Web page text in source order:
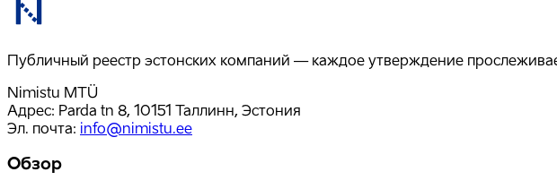
Публичный реестр эстонских компаний — каждое утверждение
Nimistu MTÜ
Адрес: Parda tn 8, 10151 Таллинн, Эстония
Эл. почта: info@nimistu.ee
Обзор